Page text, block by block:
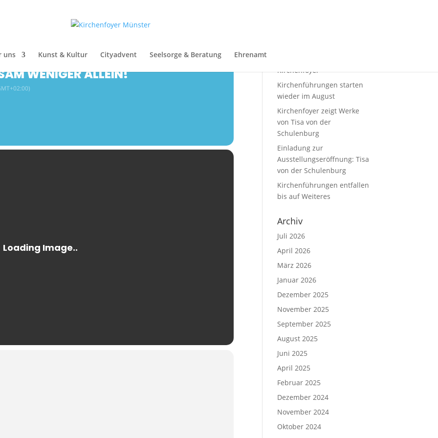
uns Kunst & Kultur Cityadvent Seelsorge & Beratung Ehrenamt
ALLEIN!
WENIGER ALLEIN!
Kirchenfoyer
Kirchenführungen starten
wieder im August
Kirchenfoyer zeigt Werke
von Tisa von der
Schulenburg
Einladung zur
Ausstellungseröffnung: Tisa
von der Schulenburg
Kirchenführungen entfallen
bis auf Weiteres
Archiv
Juli 2026
April 2026
März 2026
Januar 2026
Dezember 2025
November 2025
September 2025
August 2025
Juni 2025
April 2025
Februar 2025
Dezember 2024
November 2024
Oktober 2024